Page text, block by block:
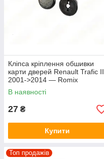
Кліпса кріплення обшивки
карти дверей Renault Trafic II
2001->2014 — Romix
(Польща) - ROMC60141
В наявності
27 ₴
Купити
Топ продажів